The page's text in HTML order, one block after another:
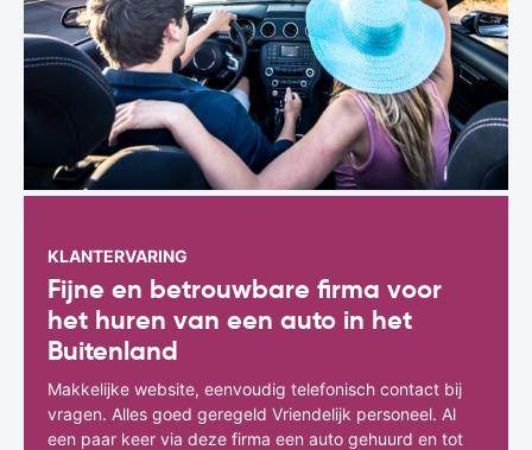
KLANTERVARING
Fijne en betrouwbare firma voor
het huren van een auto in het
Buitenland
Makkelijke website, eenvoudig telefonisch contact bij
vragen. Alles goed geregeld Vriendelijk personeel. Al
een paar keer via deze firma een auto gehuurd en tot